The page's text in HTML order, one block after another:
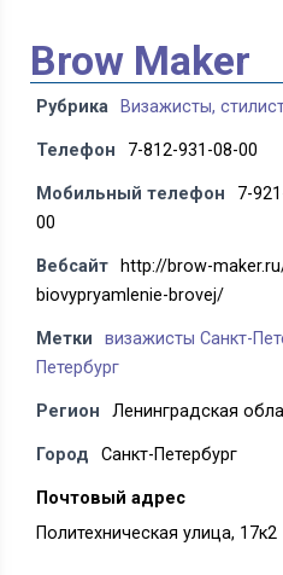
Brow Maker
Рубрика Визажисты,
Телефон 7-812-931-08-00
Мобильный телефон
7-
00
Вебсайт
http://brow-
biovypryamlenie-brovej/
Метки визажисты Санкт-
Петербург
Регион Ленинградская
Город Санкт-Петербург
Почтовый адрес
Политехническая улица, 17к2